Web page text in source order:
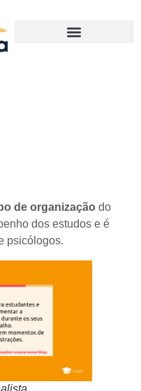
de organização do
dos estudos e é
psicólogos.